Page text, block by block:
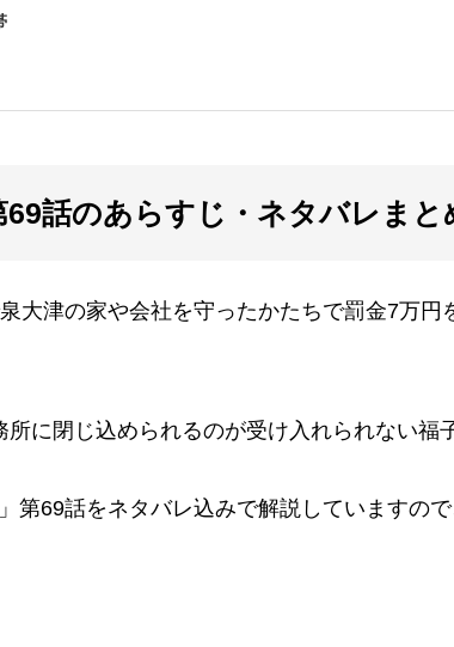
69話のあらすじ・ネタバレまと
大津の家や会社を守ったかたちで罰金7万円
所に閉じ込められるのが受け入れられない福
第69話をネタバレ込みで解説していますの